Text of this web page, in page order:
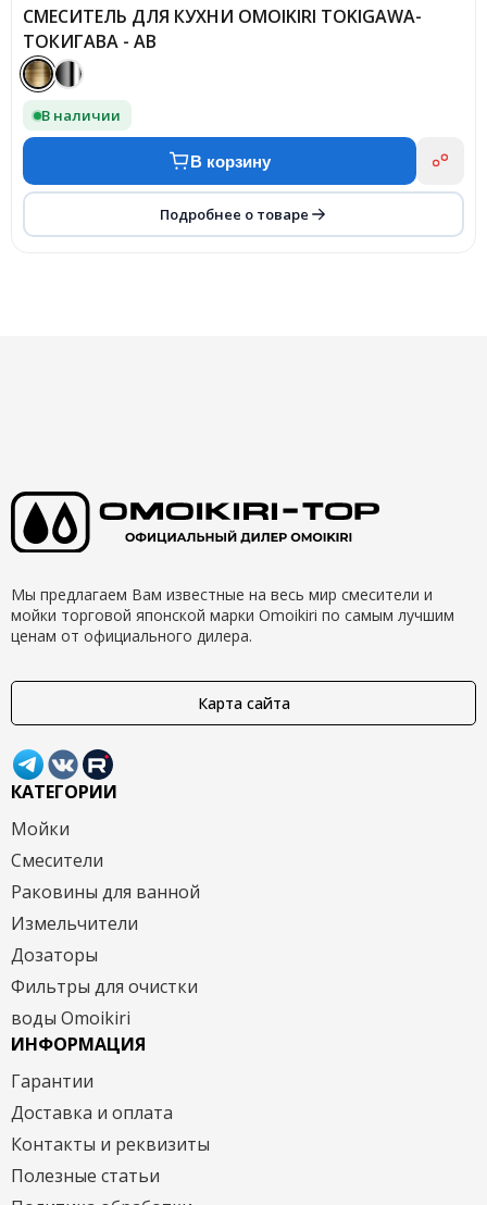
СМЕСИТЕЛЬ ДЛЯ КУХНИ OMOIKIRI TOKIGAWA-
ТОКИГАВА - AB
В наличии
В корзину
Подробнее о товаре
Мы предлагаем Вам известные на весь мир смесители и
мойки торговой японской марки Omoikiri по самым лучшим
ценам от официального дилера.
Карта сайта
КАТЕГОРИИ
Мойки
Смесители
Раковины для ванной
Измельчители
Дозаторы
Фильтры для очистки
воды Omoikiri
ИНФОРМАЦИЯ
Гарантии
Доставка и оплата
Контакты и реквизиты
Полезные статьи